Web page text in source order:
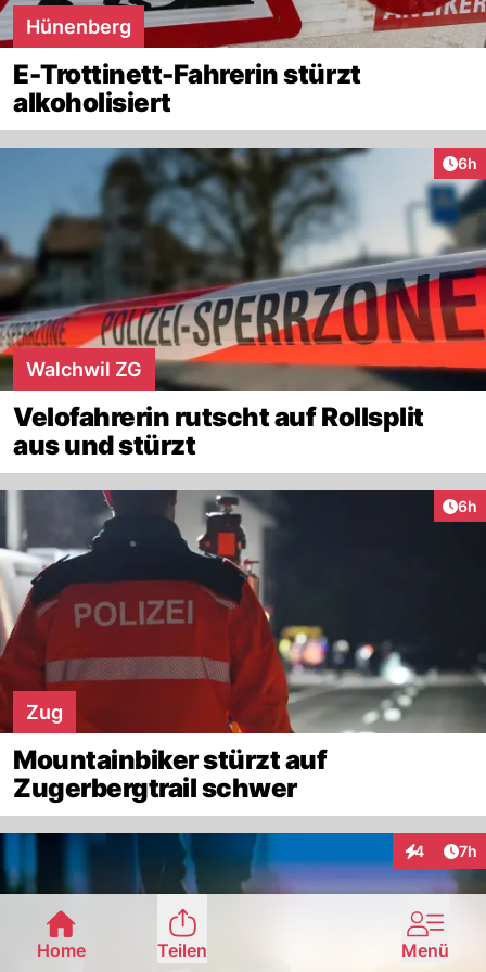
Hünenberg
E-Trottinett-Fahrerin stürzt
alkoholisiert
6h
Walchwil ZG
Velofahrerin rutscht auf Rollsplit
aus und stürzt
6h
Zug
Mountainbiker stürzt auf
Zugerbergtrail schwer
4 7h
Home Teilen Menü